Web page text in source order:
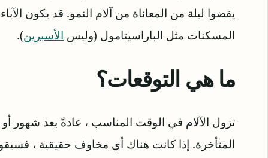
يقضوا ليلة من المعاناة من آلام النمو. قد يكون
المسكنات مثل الباراسيتامول (وليس الأسبرين).
ما هي التوقعات؟
تزول الآلام في الوقت المناسب ، عادةً بعد
المتأخرة. إذا كانت هناك أي مخاوف حقيقية ،